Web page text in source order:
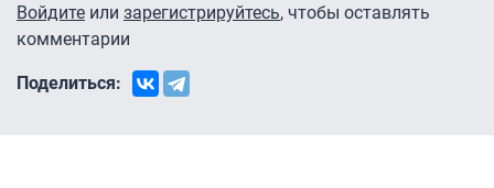
Войдите или зарегистрируйтесь, чтобы оставлять
комментарии
Поделиться: